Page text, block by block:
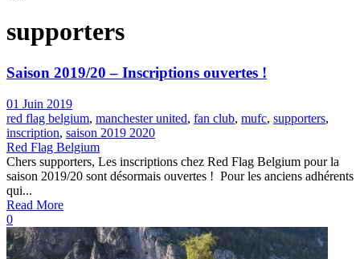
supporters
Saison 2019/20 – Inscriptions ouvertes !
01 Juin 2019
red flag belgium, manchester united, fan club, mufc, supporters,
inscription, saison 2019 2020
Red Flag Belgium
Chers supporters, Les inscriptions chez Red Flag Belgium pour la
saison 2019/20 sont désormais ouvertes ! ​ Pour les anciens adhérents
qui...
Read More
0